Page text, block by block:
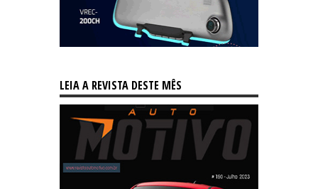
LEIA A REVISTA DESTE MÊS